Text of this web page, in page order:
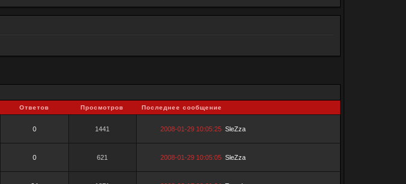
Ответов Просмотров Последнее сообщение
0 1441 2008-01-29 10:05:25 SleZza
0 621 2008-01-29 10:05:05 SleZza